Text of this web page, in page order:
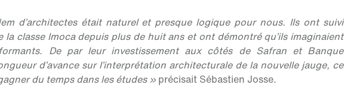
d’architectes était naturel et presque logique pour nous. Ils ont suivi
la classe Imoca depuis plus de huit ans et ont démontré qu’ils imaginaient
De par leur investissement aux côtés de Safran et Banque
d’avance sur l’interprétation architecturale de la nouvelle jauge, ce
du temps dans les études » précisait Sébastien Josse.